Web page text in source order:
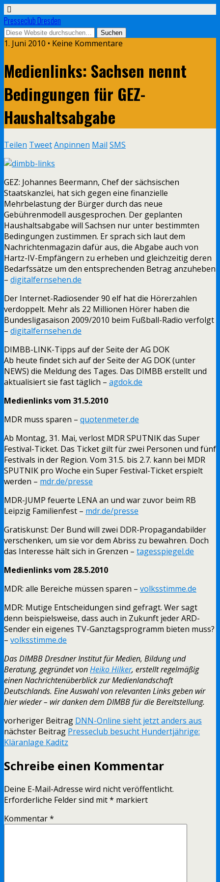
Presseclub Dresden
1. Juni 2010 • Keine Kommentare
Medienlinks: Sachsen nennt
Bedingungen für GEZ-
Haushaltsabgabe
Teilen TweetAnpinnen Mail SMS
GEZ: Johannes Beermann, Chef der sächsischen
Staatskanzlei, hat sich gegen eine finanzielle
Mehrbelastung der Bürger durch das neue
Gebührenmodell ausgesprochen. Der geplanten
Haushaltsabgabe will Sachsen nur unter bestimmten
Bedingungen zustimmen. Er sprach sich laut dem
Nachrichtenmagazin dafür aus, die Abgabe auch von
Hartz-IV-Empfängern zu erheben und gleichzeitig deren
Bedarfssätze um den entsprechenden Betrag anzuheben
– digitalfernsehen.de
Der Internet-Radiosender 90 elf hat die Hörerzahlen
verdoppelt. Mehr als 22 Millionen Hörer haben die
Bundesligasaison 2009/2010 beim Fußball-Radio verfolgt
– digitalfernsehen.de
DIMBB-LINK-Tipps auf der Seite der AG DOK
Ab heute findet sich auf der Seite der AG DOK (unter
NEWS) die Meldung des Tages. Das DIMBB erstellt und
aktualisiert sie fast täglich – agdok.de
Medienlinks vom 31.5.2010
MDR muss sparen – quotenmeter.de
Ab Montag, 31. Mai, verlost MDR SPUTNIK das Super
Festival-Ticket. Das Ticket gilt für zwei Personen und fünf
Festivals in der Region. Vom 31.5. bis 2.7. kann bei MDR
SPUTNIK pro Woche ein Super Festival-Ticket erspielt
werden – mdr.de/presse
MDR-JUMP feuerte LENA an und war zuvor beim RB
Leipzig Familienfest – mdr.de/presse
Gratiskunst: Der Bund will zwei DDR-Propagandabilder
verschenken, um sie vor dem Abriss zu bewahren. Doch
das Interesse hält sich in Grenzen – tagesspiegel.de
Medienlinks vom 28.5.2010
MDR: alle Bereiche müssen sparen – volksstimme.de
MDR: Mutige Entscheidungen sind gefragt. Wer sagt
denn beispielsweise, dass auch in Zukunft jeder ARD-
Sender ein eigenes TV-Ganztagsprogramm bieten muss?
– volksstimme.de
Das DIMBB Dresdner Institut für Medien, Bildung und
Beratung, gegründet vonHeiko Hilker, erstellt regelmäßig
einen Nachrichtenüberblick zur Medienlandschaft
Deutschlands. Eine Auswahl von relevanten Links geben wir
hier wieder – wir danken dem DIMBB für die Bereitstellung.
vorheriger Beitrag DNN-Online sieht jetzt anders aus
nächster Beitrag Presseclub besucht Hundertjährige:
Kläranlage Kaditz
Schreibe einen Kommentar
Deine E-Mail-Adresse wird nicht veröffentlicht.
Erforderliche Felder sind mit* markiert
Kommentar*